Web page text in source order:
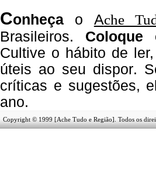
Conheça o Ache
Brasileiros.
Cultive o hábito de
úteis ao seu dispor.
críticas e sugestões,
ano.
Copyright © 1999 [Ache Tudo e Região]. Todos os